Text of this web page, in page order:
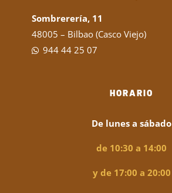
Sombrerería, 11
48005 – Bilbao (Casco Viejo)
944 44 25 07
HORARIO
De lunes a sábado
de 10:30 a 14:00
y de 17:00 a 20:00